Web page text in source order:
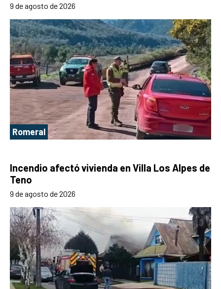
9 de agosto de 2026
Romeral
Incendio afectó vivienda en Villa Los Alpes de
Teno
9 de agosto de 2026